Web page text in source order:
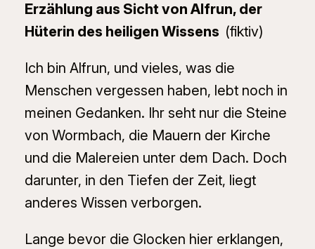
Erzählung aus Sicht von Alfrun, der
Hüterin des heiligen Wissens (fiktiv)
Ich bin Alfrun, und vieles, was die
Menschen vergessen haben, lebt noch in
meinen Gedanken. Ihr seht nur die Steine
von Wormbach, die Mauern der Kirche
und die Malereien unter dem Dach. Doch
darunter, in den Tiefen der Zeit, liegt
anderes Wissen verborgen.
Lange bevor die Glocken hier erklangen,